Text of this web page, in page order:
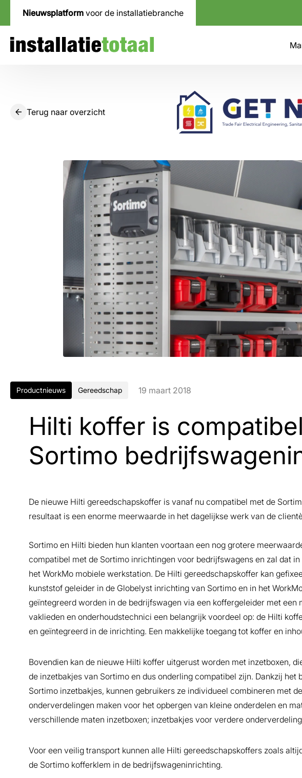
Nieuwsplatform voor de installatiebranche
Terug naar overzicht
Productnieuws Gereedschap 19 maart 2018
Hilti koffer is
Sortimo
De nieuwe Hilti gereedschapskoffer is vanaf nu compatibel met de
resultaat is een enorme meerwaarde in het dagelijkse werk van de
Sortimo en Hilti bieden hun klanten voortaan een nog grotere
compatibel met de Sortimo inrichtingen voor bedrijfswagens en zal dat
het WorkMo mobiele werkstation. De Hilti gereedschapskoffer kan
kunststof geleider in de Globelyst inrichting van Sortimo en in het
geïntegreerd worden in de bedrijfswagen via een koffergeleider met een
vaklieden en onderhoudstechnici een belangrijk voordeel op: de Hilti
en geïntegreerd in de inrichting. Een makkelijke toegang tot koffer en
Bovendien kan de nieuwe Hilti koffer uitgerust worden met inzetboxen,
de inzetbakjes van Sortimo en dus onderling compatibel zijn. Dankzij het
Sortimo inzetbakjes, kunnen gebruikers ze individueel combineren met
onderverdelingen maken voor het opbergen van kleine onderdelen en
verschillende maten inzetboxen; inzetbakjes voor verdere
Voor een veilig transport kunnen alle Hilti gereedschapskoffers zoals
de Sortimo kofferklem in de bedrijfswageninrichting.